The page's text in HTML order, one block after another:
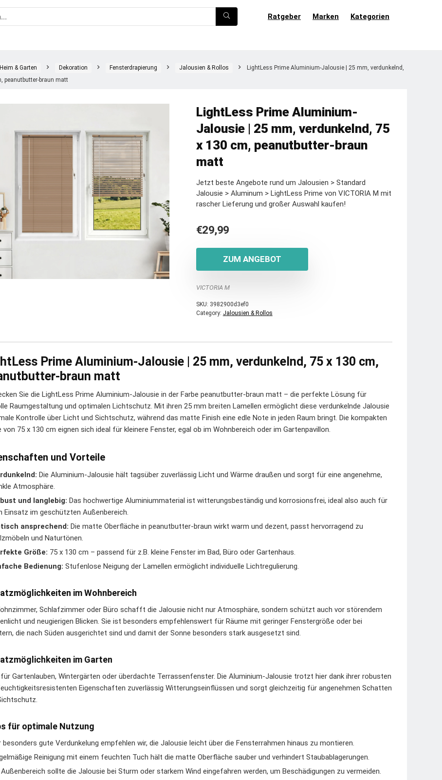
Ratgeber Marken Kategorien
Heim & Garten Dekoration Fensterdrapierung Jalousien & Rollos
LightLess Prime Aluminium-Jalousie | 25 mm, verdunkelnd,
peanutbutter-braun matt
LightLess Prime Aluminium-
Jalousie | 25 mm, verdunkelnd, 75
x 130 cm, peanutbutter-braun
matt
Jetzt beste Angebote rund um Jalousien > Standard
Jalousie > Aluminum > LightLess Prime von VICTORIA M mit
rascher Lieferung und großer Auswahl kaufen!
€29,99
ZUM ANGEBOT
VICTORIA M
SKU: 3982900d3ef0
Category: Jalousien & Rollos
Prime Aluminium-Jalousie | 25 mm, verdunkelnd, 75 x 130 cm,
braun matt
Sie die LightLess Prime Aluminium-Jalousie in der Farbe peanutbutter-braun matt – die perfekte Lösung für
Raumgestaltung und optimalen Lichtschutz. Mit ihren 25 mm breiten Lamellen ermöglicht diese verdunkelnde Jalousie
Kontrolle über Licht und Sichtschutz, während das matte Finish eine edle Note in jeden Raum bringt. Die kompakten
von 75 x 130 cm eignen sich ideal für kleinere Fenster, egal ob im Wohnbereich oder im Gartenpavillon.
und Vorteile
Die Aluminium-Jalousie hält tagsüber zuverlässig Licht und Wärme draußen und sorgt für eine angenehme,
Atmosphäre.
und langlebig: Das hochwertige Aluminiummaterial ist witterungsbeständig und korrosionsfrei, ideal also auch für
Einsatz im geschützten Außenbereich.
ansprechend: Die matte Oberfläche in peanutbutter-braun wirkt warm und dezent, passt hervorragend zu
und Naturtönen.
Größe: 75 x 130 cm – passend für z.B. kleine Fenster im Bad, Büro oder Gartenhaus.
Bedienung: Stufenlose Neigung der Lamellen ermöglicht individuelle Lichtregulierung.
im Wohnbereich
Schlafzimmer oder Büro schafft die Jalousie nicht nur Atmosphäre, sondern schützt auch vor störendem
und neugierigen Blicken. Sie ist besonders empfehlenswert für Räume mit geringer Fenstergröße oder bei
die nach Süden ausgerichtet sind und damit der Sonne besonders stark ausgesetzt sind.
im Garten
für Gartenlauben, Wintergärten oder überdachte Terrassenfenster. Die Aluminium-Jalousie trotzt hier dank ihrer robusten
Eigenschaften zuverlässig Witterungseinflüssen und sorgt gleichzeitig für angenehmen Schatten
für optimale Nutzung
besonders gute Verdunkelung empfehlen wir, die Jalousie leicht über die Fensterrahmen hinaus zu montieren.
Reinigung mit einem feuchten Tuch hält die matte Oberfläche sauber und verhindert Staubablagerungen.
sollte die Jalousie bei Sturm oder starkem Wind eingefahren werden, um Beschädigungen zu vermeiden.